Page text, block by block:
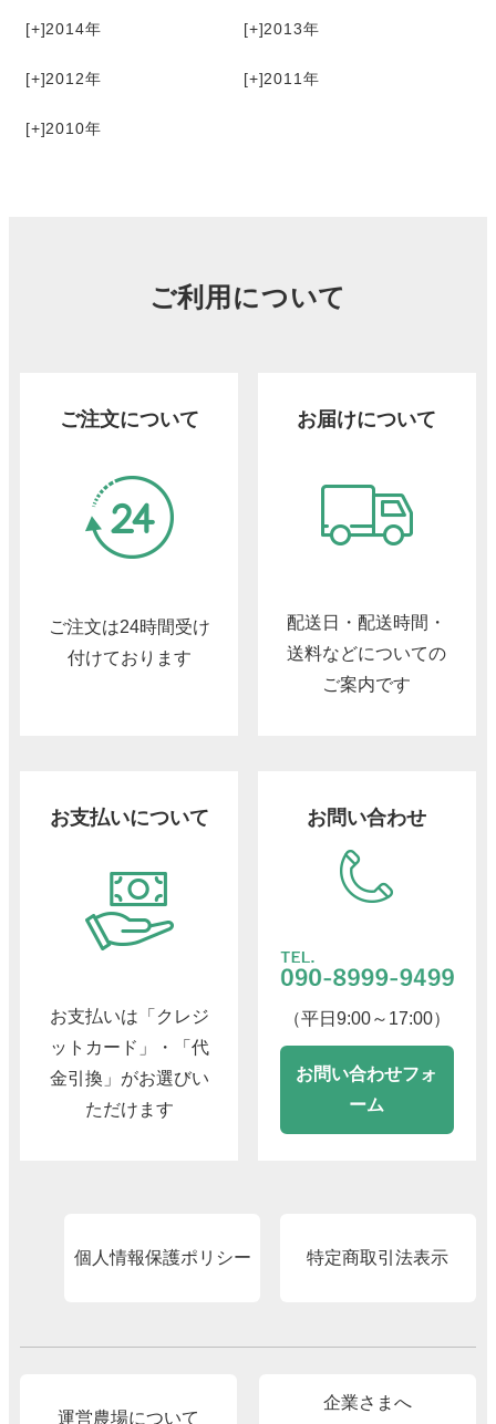
[+]2014 [+]2013
[+]2012 [+]2011
[+]2010
ご利用について
ご注文について
ご注文は24時間受け
付けております
お届けについて
配送日・配送時間・
送料などについての
ご案内です
お支払いについて
お支払いは「クレジ
ットカード」・「代
金引換」がお選びい
ただけます
お問い合わせ
（平日9:00～17:00）
お問い合わせフォ
ーム
個人情報保護ポリシー 特定商取引法表示
運営農場について
企業さまへ